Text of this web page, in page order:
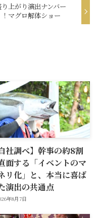
上がり演出ナンバー
！マグロ解体ショー
自社調べ】幹事の約8割
面する「イベントのマ
リ化」と、本当に喜ば
演出の共通点
年8月7日